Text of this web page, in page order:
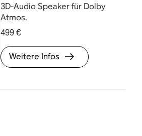
3D-Audio Speaker für Dolby
Atmos.
499 €
Weitere Infos